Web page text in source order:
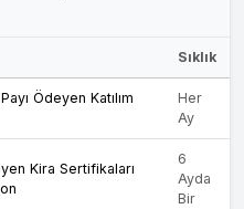
Sıklık
Ödeyen Katılım
Her
Ay
Kira Sertifikaları
6
Ayda
Bir